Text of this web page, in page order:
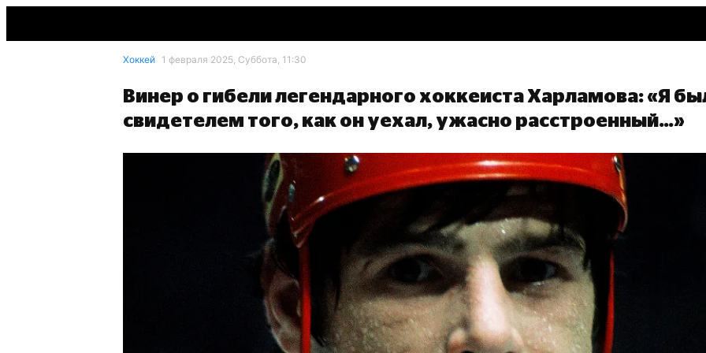
Хоккей 1 февраля 2025, Суббота, 11:30
Винер о гибели легендарного хоккеиста Харламова: «Я
свидетелем того, как он уехал, ужасно расстроенный…»